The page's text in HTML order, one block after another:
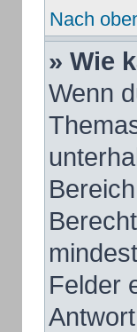
Nach
» Wie
Wenn
Felder